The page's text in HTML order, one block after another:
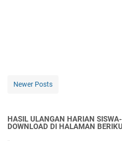
Newer Posts
HASIL ULANGAN HARIAN
DOWNLOAD DI HALAMAN